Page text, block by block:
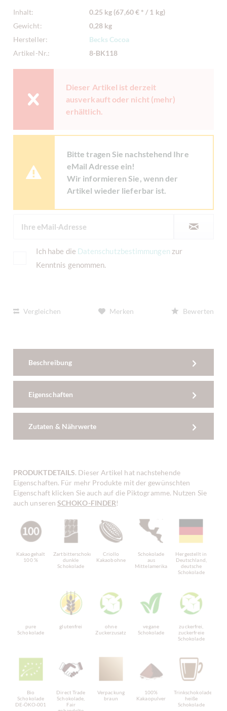
Inhalt:
0.25 kg (67,60 € * / 1 kg)
Gewicht:
0,28 kg
Hersteller:
Becks Cocoa
Artikel-Nr.:
8-BK118
Dieser Artikel ist derzeit
ausverkauft oder nicht (mehr)
erhältlich.
Bitte tragen Sie nachstehend Ihre
eMail Adresse ein!
Wir informieren Sie, wenn der
Artikel wieder lieferbar ist.
Ich habe die Datenschutzbestimmungen zur
Kenntnis genommen.
Vergleichen Merken Bewerten
Beschreibung
Eigenschaften
Zutaten & Nährwerte
PRODUKTDETAILS. Dieser Artikel hat nachstehende
Eigenschaften. Für mehr Produkte mit der gewünschten
Eigenschaft klicken Sie auch auf die Piktogramme. Nutzen Sie
auch unserenSCHOKO-FINDER!
Kakaogehalt
100 %
Zartbitterschokolade,
dunkle
Schokolade
Criollo
Kakaobohne
Schokolade
aus
Mittelamerika
Hergestellt in
Deutschland,
deutsche
Schokolade
pure
Schokolade
glutenfrei
ohne
Zuckerzusatz
vegane
Schokolade
zuckerfrei,
zuckerfreie
Schokolade
Bio
Schokolade
DE-ÖKO-001
Direct Trade
Schokolade,
Fair
Verpackung
braun
100%
Kakaopulver
Trinkschokolade,
heiße
Schokolade